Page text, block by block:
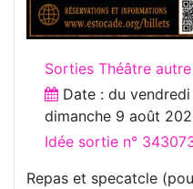
Sorties Théâtre autre
Date : du
dimanche 9 août
Idée sortie n°
Repas et specatcle